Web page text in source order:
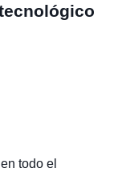
todo el